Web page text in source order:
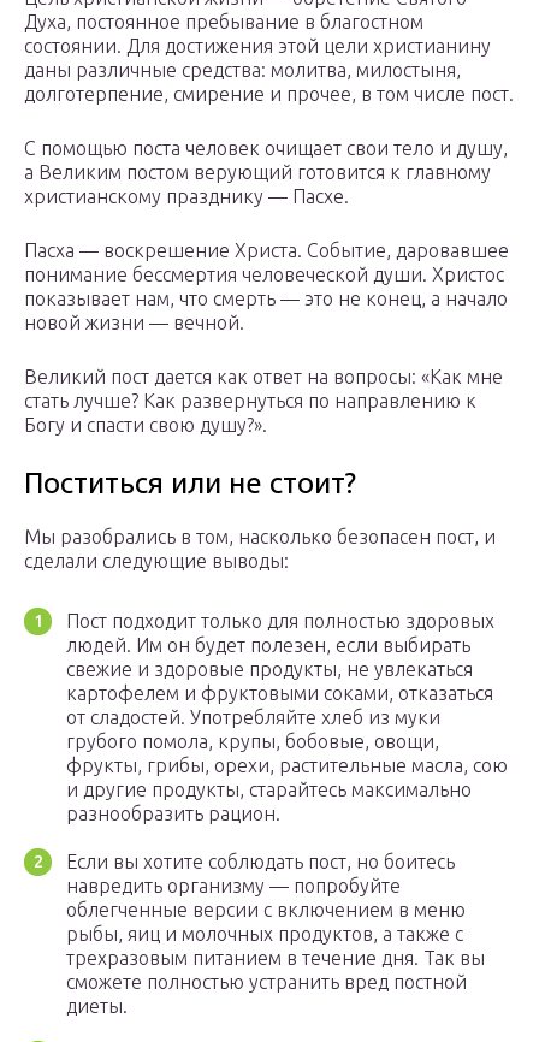
Духа, постоянное пребывание в благостном
состоянии. Для достижения этой цели христианину
даны различные средства: молитва, милостыня,
долготерпение, смирение и прочее, в том числе пост.
С помощью поста человек очищает свои тело и душу,
а Великим постом верующий готовится к главному
христианскому празднику — Пасхе.
Пасха — воскрешение Христа. Событие, даровавшее
понимание бессмертия человеческой души. Христос
показывает нам, что смерть — это не конец, а начало
новой жизни — вечной.
Великий пост дается как ответ на вопросы: «Как мне
стать лучше? Как развернуться по направлению к
Богу и спасти свою душу?».
Поститься или не стоит?
Мы разобрались в том, насколько безопасен пост, и
сделали следующие выводы:
Пост подходит только для полностью здоровых
людей. Им он будет полезен, если выбирать
свежие и здоровые продукты, не увлекаться
картофелем и фруктовыми соками, отказаться
от сладостей. Употребляйте хлеб из муки
грубого помола, крупы, бобовые, овощи,
фрукты, грибы, орехи, растительные масла, сою
и другие продукты, старайтесь максимально
разнообразить рацион.
Если вы хотите соблюдать пост, но боитесь
навредить организму — попробуйте
облегченные версии с включением в меню
рыбы, яиц и молочных продуктов, а также с
трехразовым питанием в течение дня. Так вы
сможете полностью устранить вред постной
диеты.